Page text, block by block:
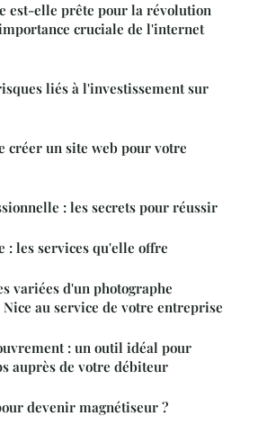
est-elle prête pour la révolution
cruciale de l'internet
liés à l'investissement sur
créer un site web pour votre
: les secrets pour réussir
: les services qu'elle offre
variées d'un photographe
au service de votre entreprise
: un outil idéal pour
auprès de votre débiteur
devenir magnétiseur ?